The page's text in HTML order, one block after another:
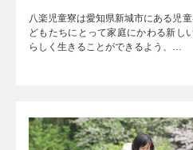
八楽児童寮は愛知県新城市にある児
どもたちにとって家庭にかわる新し
らしく生きることができるよう、…